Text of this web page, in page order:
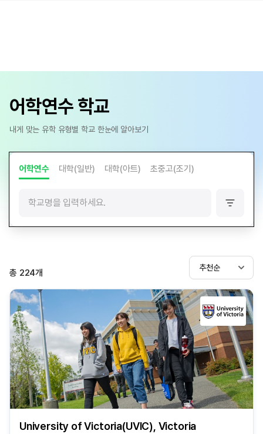
어학연수 학교
내게 맞는 유학 유형별 학교 한눈에 알아보기
어학연수 대학(일반) 대학(아트) 초중고(조기)
필
총 224개
추천순
University of Victoria(UVIC), Victoria